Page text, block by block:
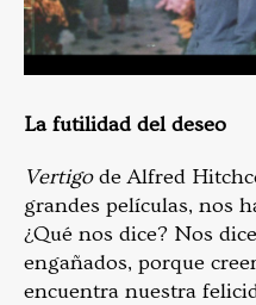
La futilidad del deseo
Vertigode Alfred
grandes películas, nos
¿Qué nos dice? Nos
engañados, porque
encuentra nuestra